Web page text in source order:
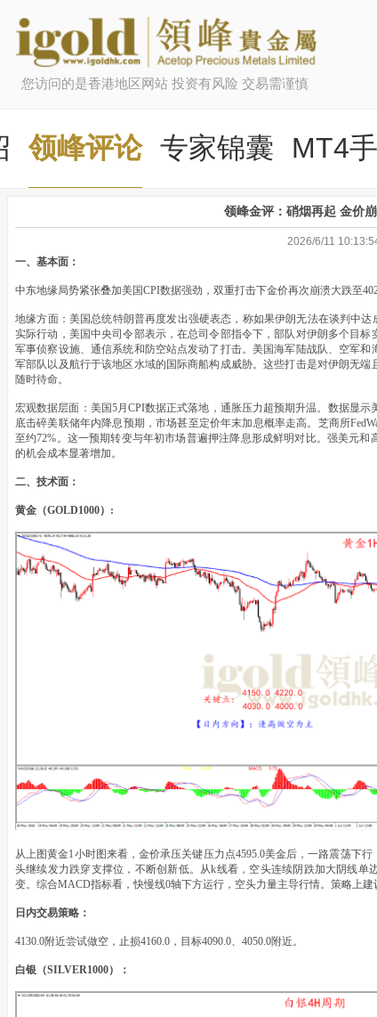
您访问的是香港地区网站 投资有风险 交易需谨慎
领峰评论 专家锦囊 MT4
领峰金评：硝烟再起 金价
2026/6/11
一、基本面：
中东地缘局势紧张叠加美国CPI数据强劲，双重打击下金价再次崩溃大跌至
地缘方面：美国总统特朗普再度发出强硬表态，称如果伊朗无法在谈判中
实际行动，美国中央司令部表示，在总司令部指令下，部队对伊朗多个目
军事侦察设施、通信系统和防空站点发动了打击。美国海军陆战队、空军
军部队以及航行于该地区水域的国际商船构成威胁。这些打击是对伊朗无
随时待命。
宏观数据层面：美国5月CPI数据正式落地，通胀压力超预期升温。数据显
底击碎美联储年内降息预期，市场甚至定价年末加息概率走高。芝商所
至约72%。这一预期转变与年初市场普遍押注降息形成鲜明对比。强美元
的机会成本显著增加。
二、技术面：
黄金（GOLD1000）:
从上图黄金1小时图来看，金价承压关键压力点4595.0美金后，一路震荡下
头继续发力跌穿支撑位，不断创新低。从k线看，空头连续阴跌加大阴线单
变。综合MACD指标看，快慢线0轴下方运行，空头力量主导行情。策略上
日内交易策略：
4130.0附近尝试做空，止损4160.0，目标4090.0、4050.0附近。
白银（SILVER1000）：